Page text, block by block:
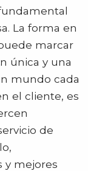
La forma en
marcar
única y una
mundo cada
el cliente, es
de
y mejores